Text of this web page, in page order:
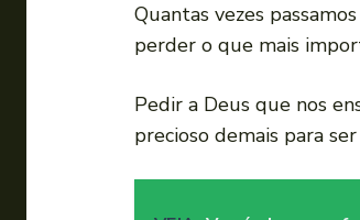
Quantas vezes
perder o que mais
Pedir a Deus que nos
precioso demais para